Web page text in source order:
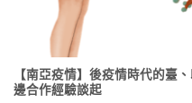
【南亞疫情】後疫情時代的臺
邊合作經驗談起